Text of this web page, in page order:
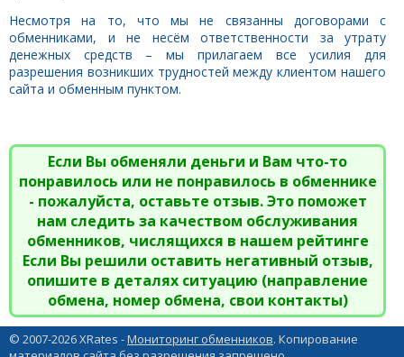
Несмотря на то, что мы не связанны договорами с
обменниками, и не несём ответственности за утрату
денежных средств – мы прилагаем все усилия для
разрешения возникших трудностей между клиентом нашего
сайта и обменным пунктом.
Если Вы обменяли деньги и Вам что-то
понравилось или не понравилось в обменнике
- пожалуйста, оставьте отзыв. Это поможет
нам следить за качеством обслуживания
обменников, числящихся в нашем рейтинге
Если Вы решили оставить негативный отзыв,
опишите в деталях ситуацию (направление
обмена, номер обмена, свои контакты)
© 2007-2026 XRates -Мониторинг обменников. Копирование